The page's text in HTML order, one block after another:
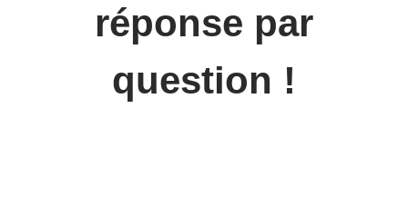
réponse par
question !